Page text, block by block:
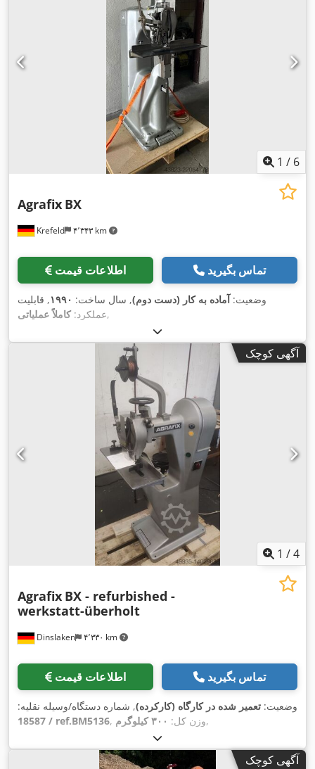
1 / 6
Krefeld ۴٬۳۴۳ km
Agrafix BX
اطلاعات قیمت تماس بگیرید
وضعیت:آماده به کار (دست دوم), سال ساخت: ۱۹۹۰, قابلیت
عملکرد:کاملاً عملیاتی ,
آگهی کوچک
1 /4
Dinslaken ۴٬۳۳۰ km
Agrafix BX - refurbished -
werkstatt-überholt
اطلاعات قیمت تماس بگیرید
وضعیت: تعمیر شده در کارگاه (کارکرده), شماره دستگاه/وسیله نقلیه:
18587 / ref.BM5136
, وزن کل: ۳۰۰ کیلوگرم ,
آگهی کوچک